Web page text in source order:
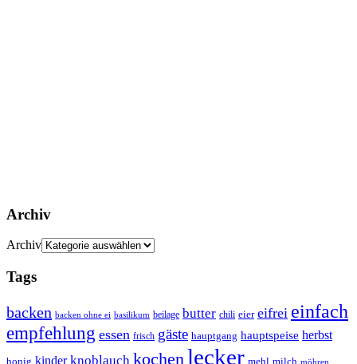
Archiv
Archiv
Tags
backen backen ohne ei basilikum beilage butter chili eier eifrei einfach
empfehlung essen frisch gäste hauptgang hauptspeise herbst
honig kinder knoblauch kochen lecker mehl milch möhren